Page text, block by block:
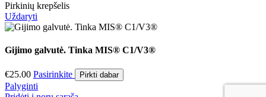
Pirkinių krepšelis
Uždaryti
Gijimo galvutė. Tinka MIS® C1/V3®
€25.00 Pasirinkite Pirkti dabar
Palyginti